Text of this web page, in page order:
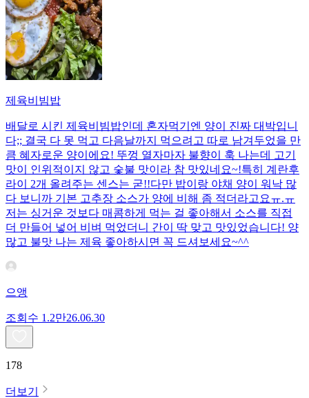
제육비빔밥
배달로 시킨 제육비빔밥인데 혼자먹기엔 양이 진짜 대박입니
다;; 결국 다 못 먹고 다음날까지 먹으려고 따로 남겨두었을 만
큼 혜자로운 양이에요! 뚜껑 열자마자 불향이 훅 나는데 고기
맛이 인위적이지 않고 숯불 맛이라 참 맛있네요~!특히 계란후
라이 2개 올려주는 센스는 굳!! ​다만 밥이랑 야채 양이 워낙 많
다 보니까 기본 고추장 소스가 양에 비해 좀 적더라고요ㅠ.ㅠ
저는 싱거운 것보다 매콤하게 먹는 걸 좋아해서 소스를 직접
더 만들어 넣어 비벼 먹었더니 간이 딱 맞고 맛있었습니다! 양
많고 불맛 나는 제육 좋아하시면 꼭 드셔보세요~^^
으앵
조회수 1.2만26.06.30
178
더보기